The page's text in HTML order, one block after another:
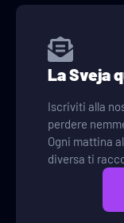
La Sveja
Iscriviti alla
perdere
Ogni mattina
diversa ti